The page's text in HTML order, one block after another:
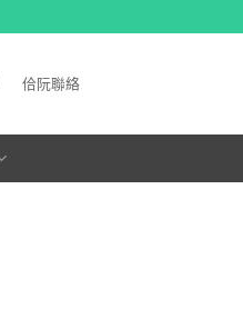
佮阮聯絡